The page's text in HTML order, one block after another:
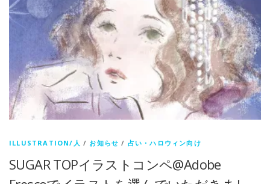
ILLUSTRATION/人 /お知らせ / 占い・ハロウィン向け
SUGAR TOPイラストコンペ@Adobe